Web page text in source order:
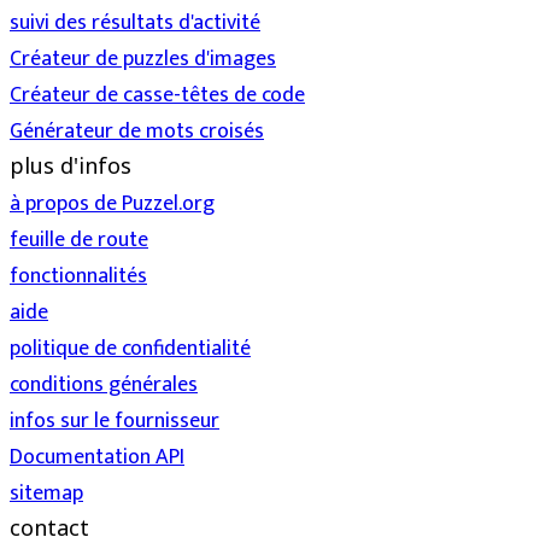
suivi des résultats d'activité
Créateur de puzzles d'images
Créateur de casse-têtes de code
Générateur de mots croisés
plus d'infos
à propos de Puzzel.org
feuille de route
fonctionnalités
aide
politique de confidentialité
conditions générales
infos sur le fournisseur
Documentation API
sitemap
contact